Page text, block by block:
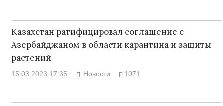
Казахстан ратифицировал соглашение с
Азербайджаном в области карантина и защиты
растений
15.03.2023 17:35 Новости 1071